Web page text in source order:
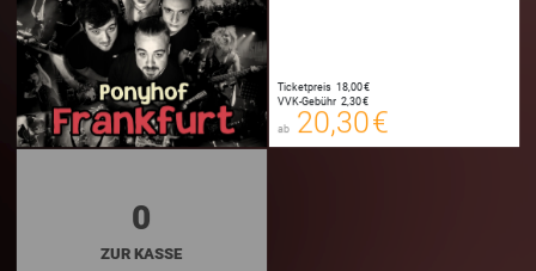
Ticketpreis 18,00 €
VVK-Gebühr 2,30 €
ab 20,30 €
00
0
ZUR KASSE